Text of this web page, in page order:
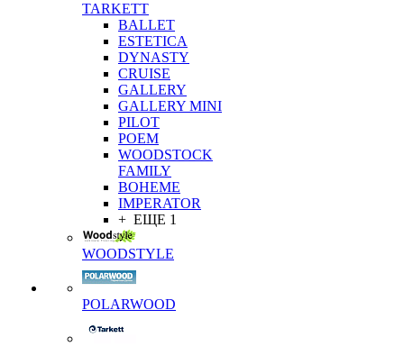
TARKETT
BALLET
ESTETICA
DYNASTY
CRUISE
GALLERY
GALLERY MINI
PILOT
POEM
WOODSTOCK
FAMILY
BOHEME
IMPERATOR
+ ЕЩЕ 1
WOODSTYLE
POLARWOOD